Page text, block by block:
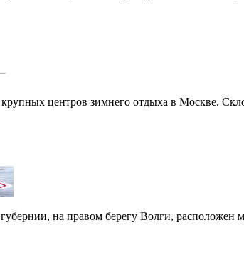
центров зимнего отдыха в Москве.
на правом берегу Волги,